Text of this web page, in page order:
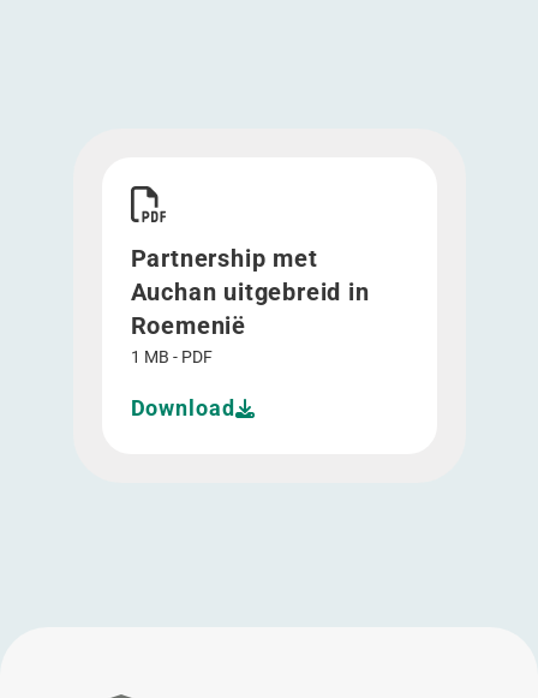
Partnership met
Auchan uitgebreid in
Roemenië
1 MB - PDF
Download